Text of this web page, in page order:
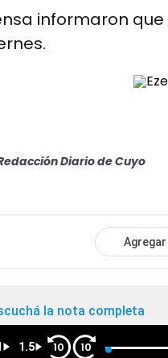
informaron
Diario de Cuyo
Agregar
la nota completa
1.5 10 10